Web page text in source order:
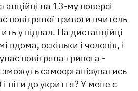
на 13-му поверсі
повітряної тривоги вчитель
у підвал. На дистанційці
вдома, оскільки і чоловік, і
повітряна тривога -
самоорганізуватись
і піти до укриття? У мене є